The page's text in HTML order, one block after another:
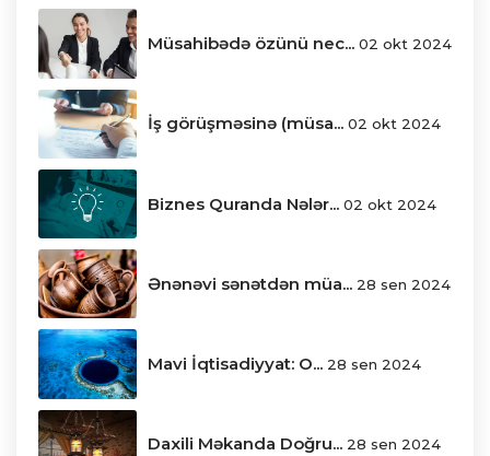
Müsahibədə özünü nec... 02 okt 2024
İş görüşməsinə (müsa... 02 okt 2024
Biznes Quranda Nələr... 02 okt 2024
Ənənəvi sənətdən müa... 28 sen 2024
Mavi İqtisadiyyat: O... 28 sen 2024
Daxili Məkanda Doğru... 28 sen 2024